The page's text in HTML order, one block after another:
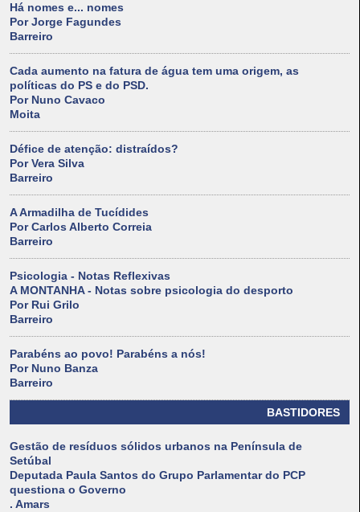
Há nomes e... nomes
Por Jorge Fagundes
Barreiro
Cada aumento na fatura de água tem uma origem, as
políticas do PS e do PSD.
Por Nuno Cavaco
Moita
Défice de atenção: distraídos?
Por Vera Silva
Barreiro
A Armadilha de Tucídides
Por Carlos Alberto Correia
Barreiro
Psicologia - Notas Reflexivas
A MONTANHA - Notas sobre psicologia do desporto
Por Rui Grilo
Barreiro
Parabéns ao povo! Parabéns a nós!
Por Nuno Banza
Barreiro
BASTIDORES
Gestão de resíduos sólidos urbanos na Península de
Setúbal
Deputada Paula Santos do Grupo Parlamentar do PCP
questiona o Governo
. Amars